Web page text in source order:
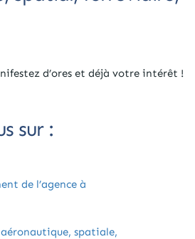
d’ores et déjà votre intérêt !
sur :
de l’agence à
spatiale,